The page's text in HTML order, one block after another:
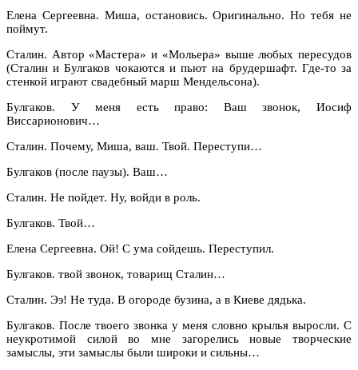
Елена Сергеевна. Миша, остановись. Оригинально. Но тебя не
поймут.
Сталин. Автор «Мастера» и «Мольера» выше любых пересудов
(Сталин и Булгаков чокаются и пьют на брудершафт. Где-то за
стенкой играют свадебный марш Мендельсона).
Булгаков. У меня есть право: Ваш звонок, Иосиф
Виссарионович…
Сталин. Почему, Миша, ваш. Твой. Переступи…
Булгаков (после паузы). Ваш…
Сталин. Не пойдет. Ну, войди в роль.
Булгаков. Твой…
Елена Сергеевна. Ой! С ума сойдешь. Переступил.
Булгаков. твой звонок, товарищ Сталин…
Сталин. Ээ! Не туда. В огороде бузина, а в Киеве дядька.
Булгаков. После твоего звонка у меня словно крылья выросли. С
неукротимой силой во мне загорелись новые творческие
замыслы, эти замыслы были широки и сильны…